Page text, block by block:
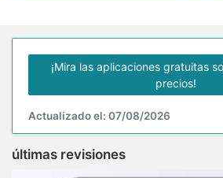
¡Mira las aplicaciones gratuitas
precios!
Actualizado el: 07/08/2026
últimas revisiones